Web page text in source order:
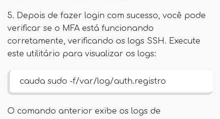
5. Depois de fazer login com sucesso, você pode
verificar se o MFA está funcionando
corretamente, verificando os logs SSH. Execute
este utilitário para visualizar os logs:
cauda sudo -f/var/log/auth.registro
O comando anterior exibe os logs de